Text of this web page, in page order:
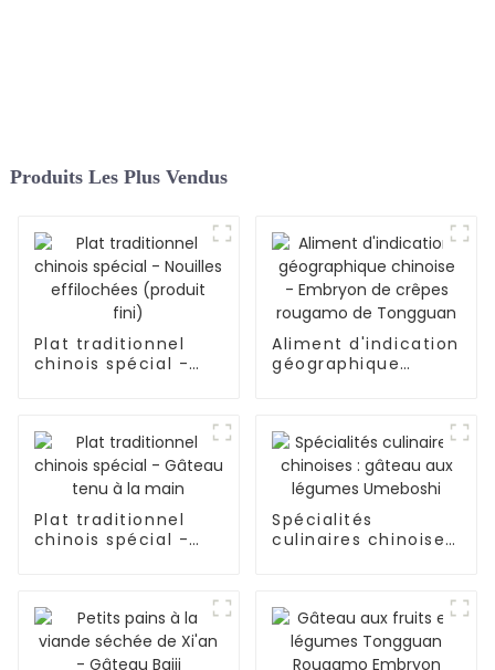
Produits Les Plus Vendus
Plat traditionnel
chinois spécial -
Aliment d'indication
géographique
Plat traditionnel
chinois spécial -
Spécialités
culinaires chinoises